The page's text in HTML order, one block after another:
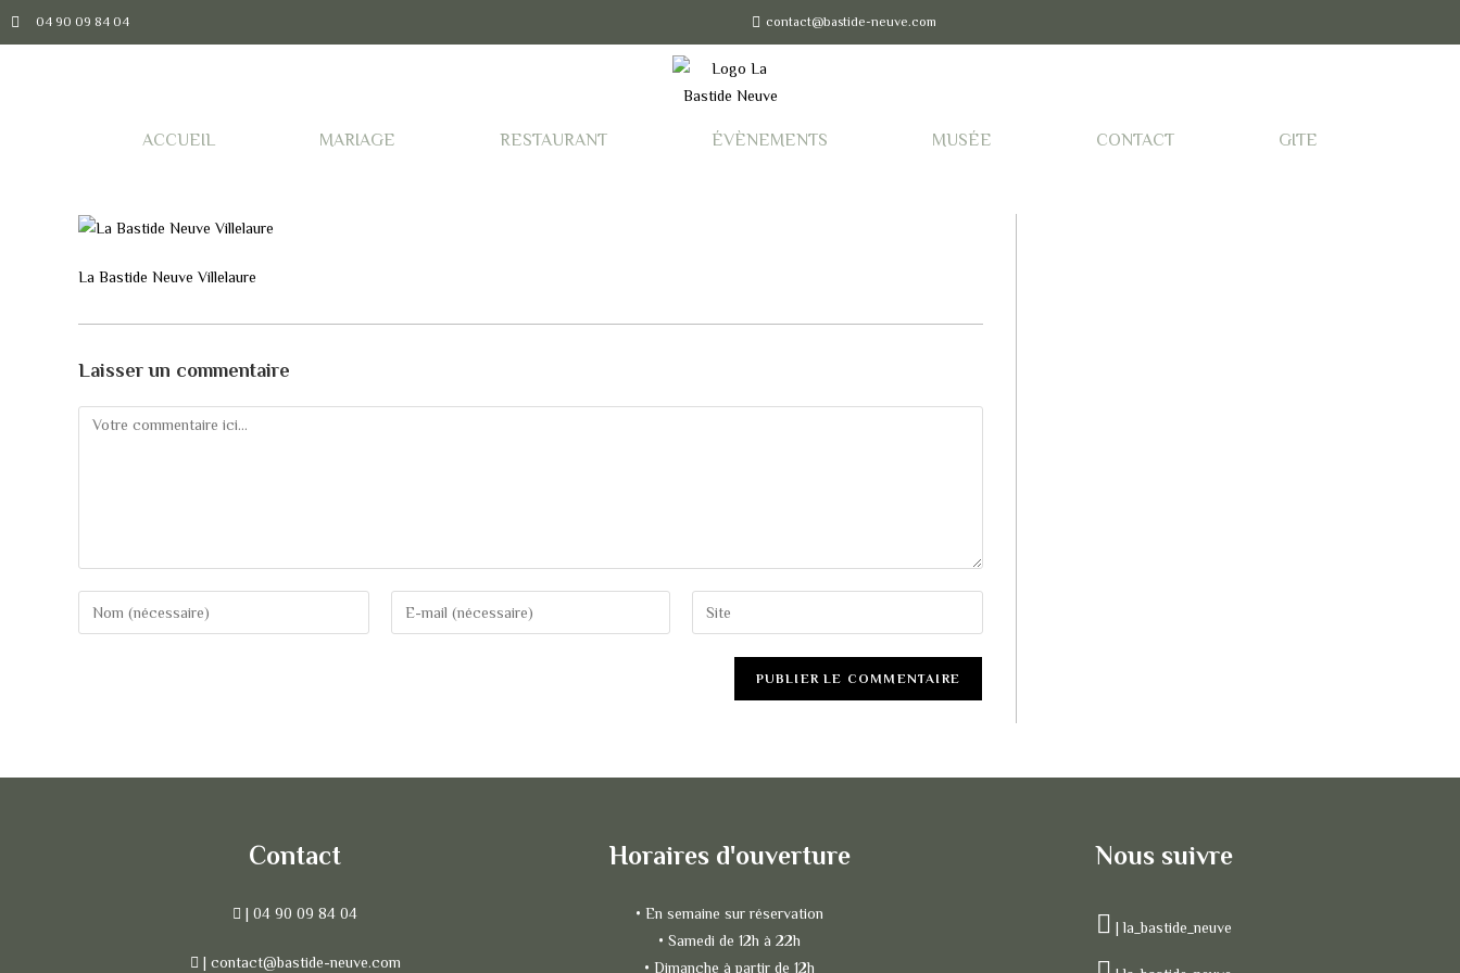
04 90 09 84 04 contact@bastide-neuve.com
ACCUEIL MARIAGE RESTAURANT ÉVÈNEMENTS MUSÉE CONTACT GITE
La Bastide Neuve Villelaure
Laisser un commentaire
Contact
| 04 90 09 84 04
| contact@bastide-neuve.com
Horaires d'ouverture
• En semaine sur réservation
• Samedi de 12h à 22h
• Dimanche à partir de 12h
Nous suivre
| la_bastide_neuve